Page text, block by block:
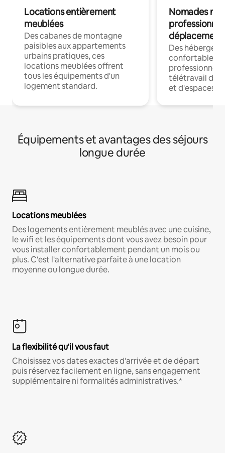
Locations entièrement
meublées
Des cabanes de montagne
paisibles aux appartements
urbains pratiques, ces
locations meublées offrent
tous les équipements d'un
logement standard.
Nomades
déplacement
Des
confortables
professionnels
télétravail
et d'espaces
Équipements et avantages des séjours
longue durée
Locations meublées
Des logements entièrement meublés avec une cuisine,
le wifi et les équipements dont vous avez besoin pour
vous installer confortablement pendant un mois ou
plus. C'est l'alternative parfaite à une location
moyenne ou longue durée.
La flexibilité qu'il vous faut
Choisissez vos dates exactes d'arrivée et de départ
puis réservez facilement en ligne, sans engagement
supplémentaire ni formalités administratives.*